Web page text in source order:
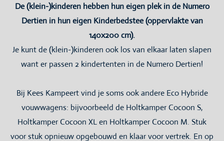
De (klein-)kinderen hebben hun eigen plek in de Numero
Dertien in hun eigen Kinderbedstee (oppervlakte van
140x200 cm).
Je kunt de (klein-)kinderen ook los van elkaar laten slapen
want er passen 2 kindertenten in de Numero Dertien!
Bij Kees Kampeert vind je soms ook andere Eco Hybride
vouwwagens: bijvoorbeeld de Holtkamper Cocoon S,
Holtkamper Cocoon XL en Holtkamper Cocoon M. Stuk
voor stuk opnieuw opgebouwd en klaar voor vertrek. En op